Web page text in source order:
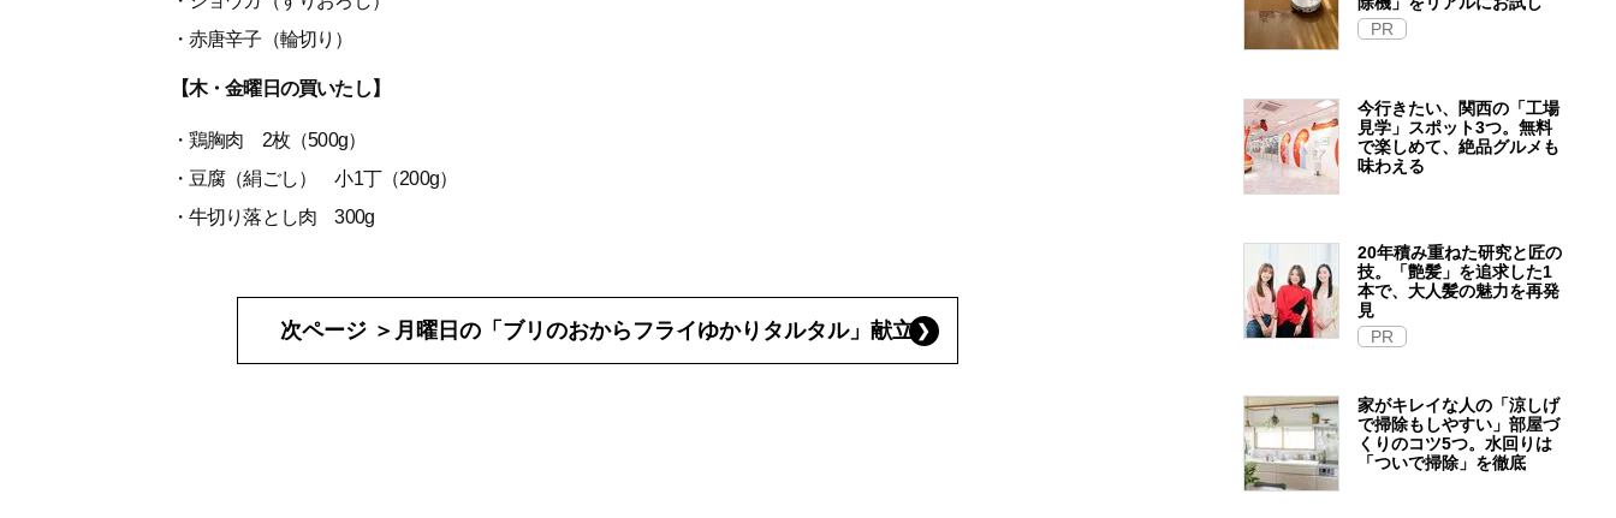
・赤唐辛子（輪切り）
【木・金曜日の買いたし】
・鶏胸肉 2枚（500g）
・豆腐（絹ごし） 小1丁（200g）
・牛切り落とし肉 300g
次ページ ＞ 月曜日の「ブリのおからフライゆかりタルタル」献立
PR
今行きたい、関西の「工場
見学」スポット3つ。無料
で楽しめて、絶品グルメも
味わえる
20年積み重ねた研究と匠の
技。「艶髪」を追求した1
本で、大人髪の魅力を再発
見
PR
家がキレイな人の「涼しげ
で掃除もしやすい」部屋づ
くりのコツ5つ。水回りは
「ついで掃除」を徹底